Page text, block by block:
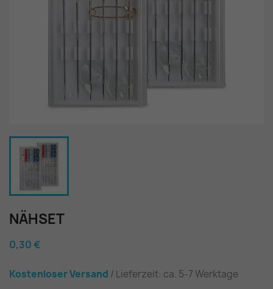
NÄHSET
0,30 €
Kostenloser Versand / Lieferzeit: ca. 5-7 Werktage